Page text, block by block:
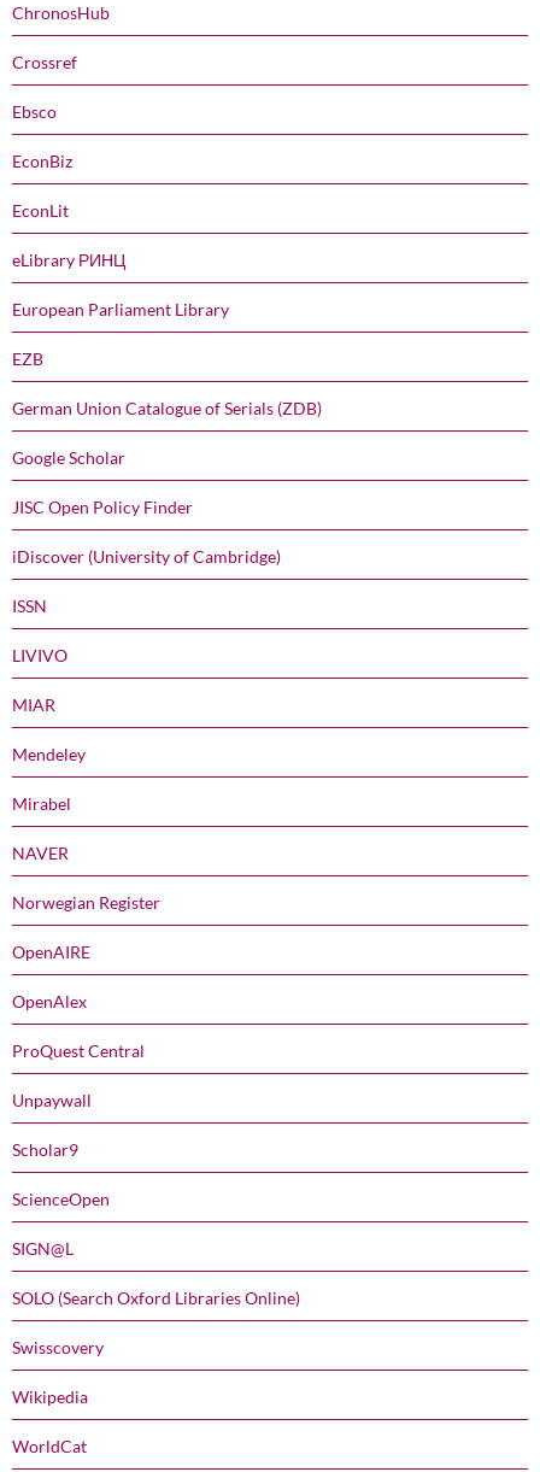
ChronosHub
Crossref
Ebsco
EconBiz
EconLit
eLibrary РИНЦ
European Parliament Library
EZB
German Union Catalogue of Serials (ZDB)
Google Scholar
JISC Open Policy Finder
iDiscover (University of Cambridge)
ISSN
LIVIVO
MIAR
Mendeley
Mirabel
NAVER
Norwegian Register
OpenAIRE
OpenAlex
ProQuest Central
Unpaywall
Scholar9
ScienceOpen
SIGN@L
SOLO (Search Oxford Libraries Online)
Swisscovery
Wikipedia
WorldCat